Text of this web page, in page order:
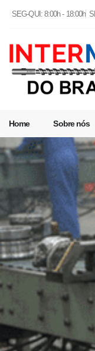
SEG-QUI: 8:00h - 18:00h
Home Sobre nós